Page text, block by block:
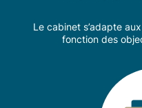
Le cabinet s’adapte
fonction des